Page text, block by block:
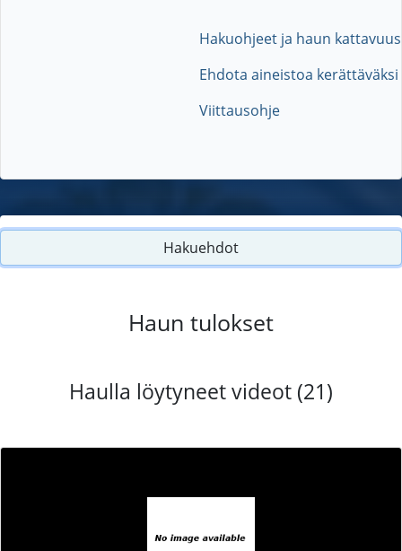
Hakuohjeet ja haun kattavuus
Ehdota aineistoa kerättäväksi
Viittausohje
Hakuehdot
Haun tulokset
Haulla löytyneet videot (21)